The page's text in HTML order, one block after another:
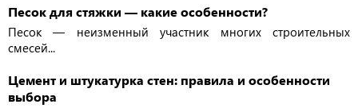
Песок для стяжки — какие особенности?
Песок — неизменный участник многих строительных
смесей...
Цемент и штукатурка стен: правила и особенности
выбора